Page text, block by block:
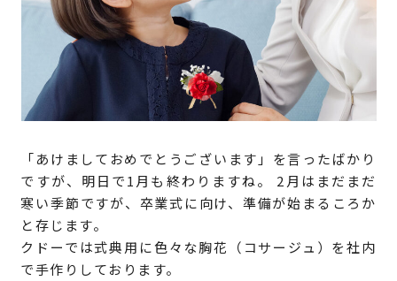
「あけましておめでとうございます」を言ったばかり
ですが、明日で1月も終わりますね。 2月はまだまだ
寒い季節ですが、卒業式に向け、準備が始まるころか
と存じます。
クドーでは式典用に色々な胸花（コサージュ）を社内
で手作りしております。